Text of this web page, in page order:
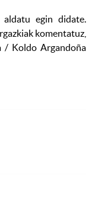
egin didate.
komentatuz,
/ Koldo Argandoña